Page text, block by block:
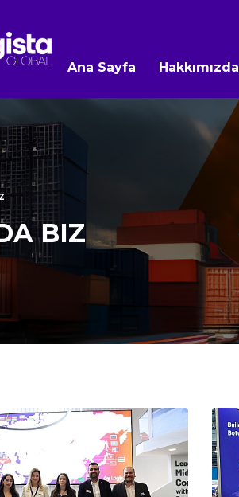
Ana Sayfa Hakkımızda
BIZ